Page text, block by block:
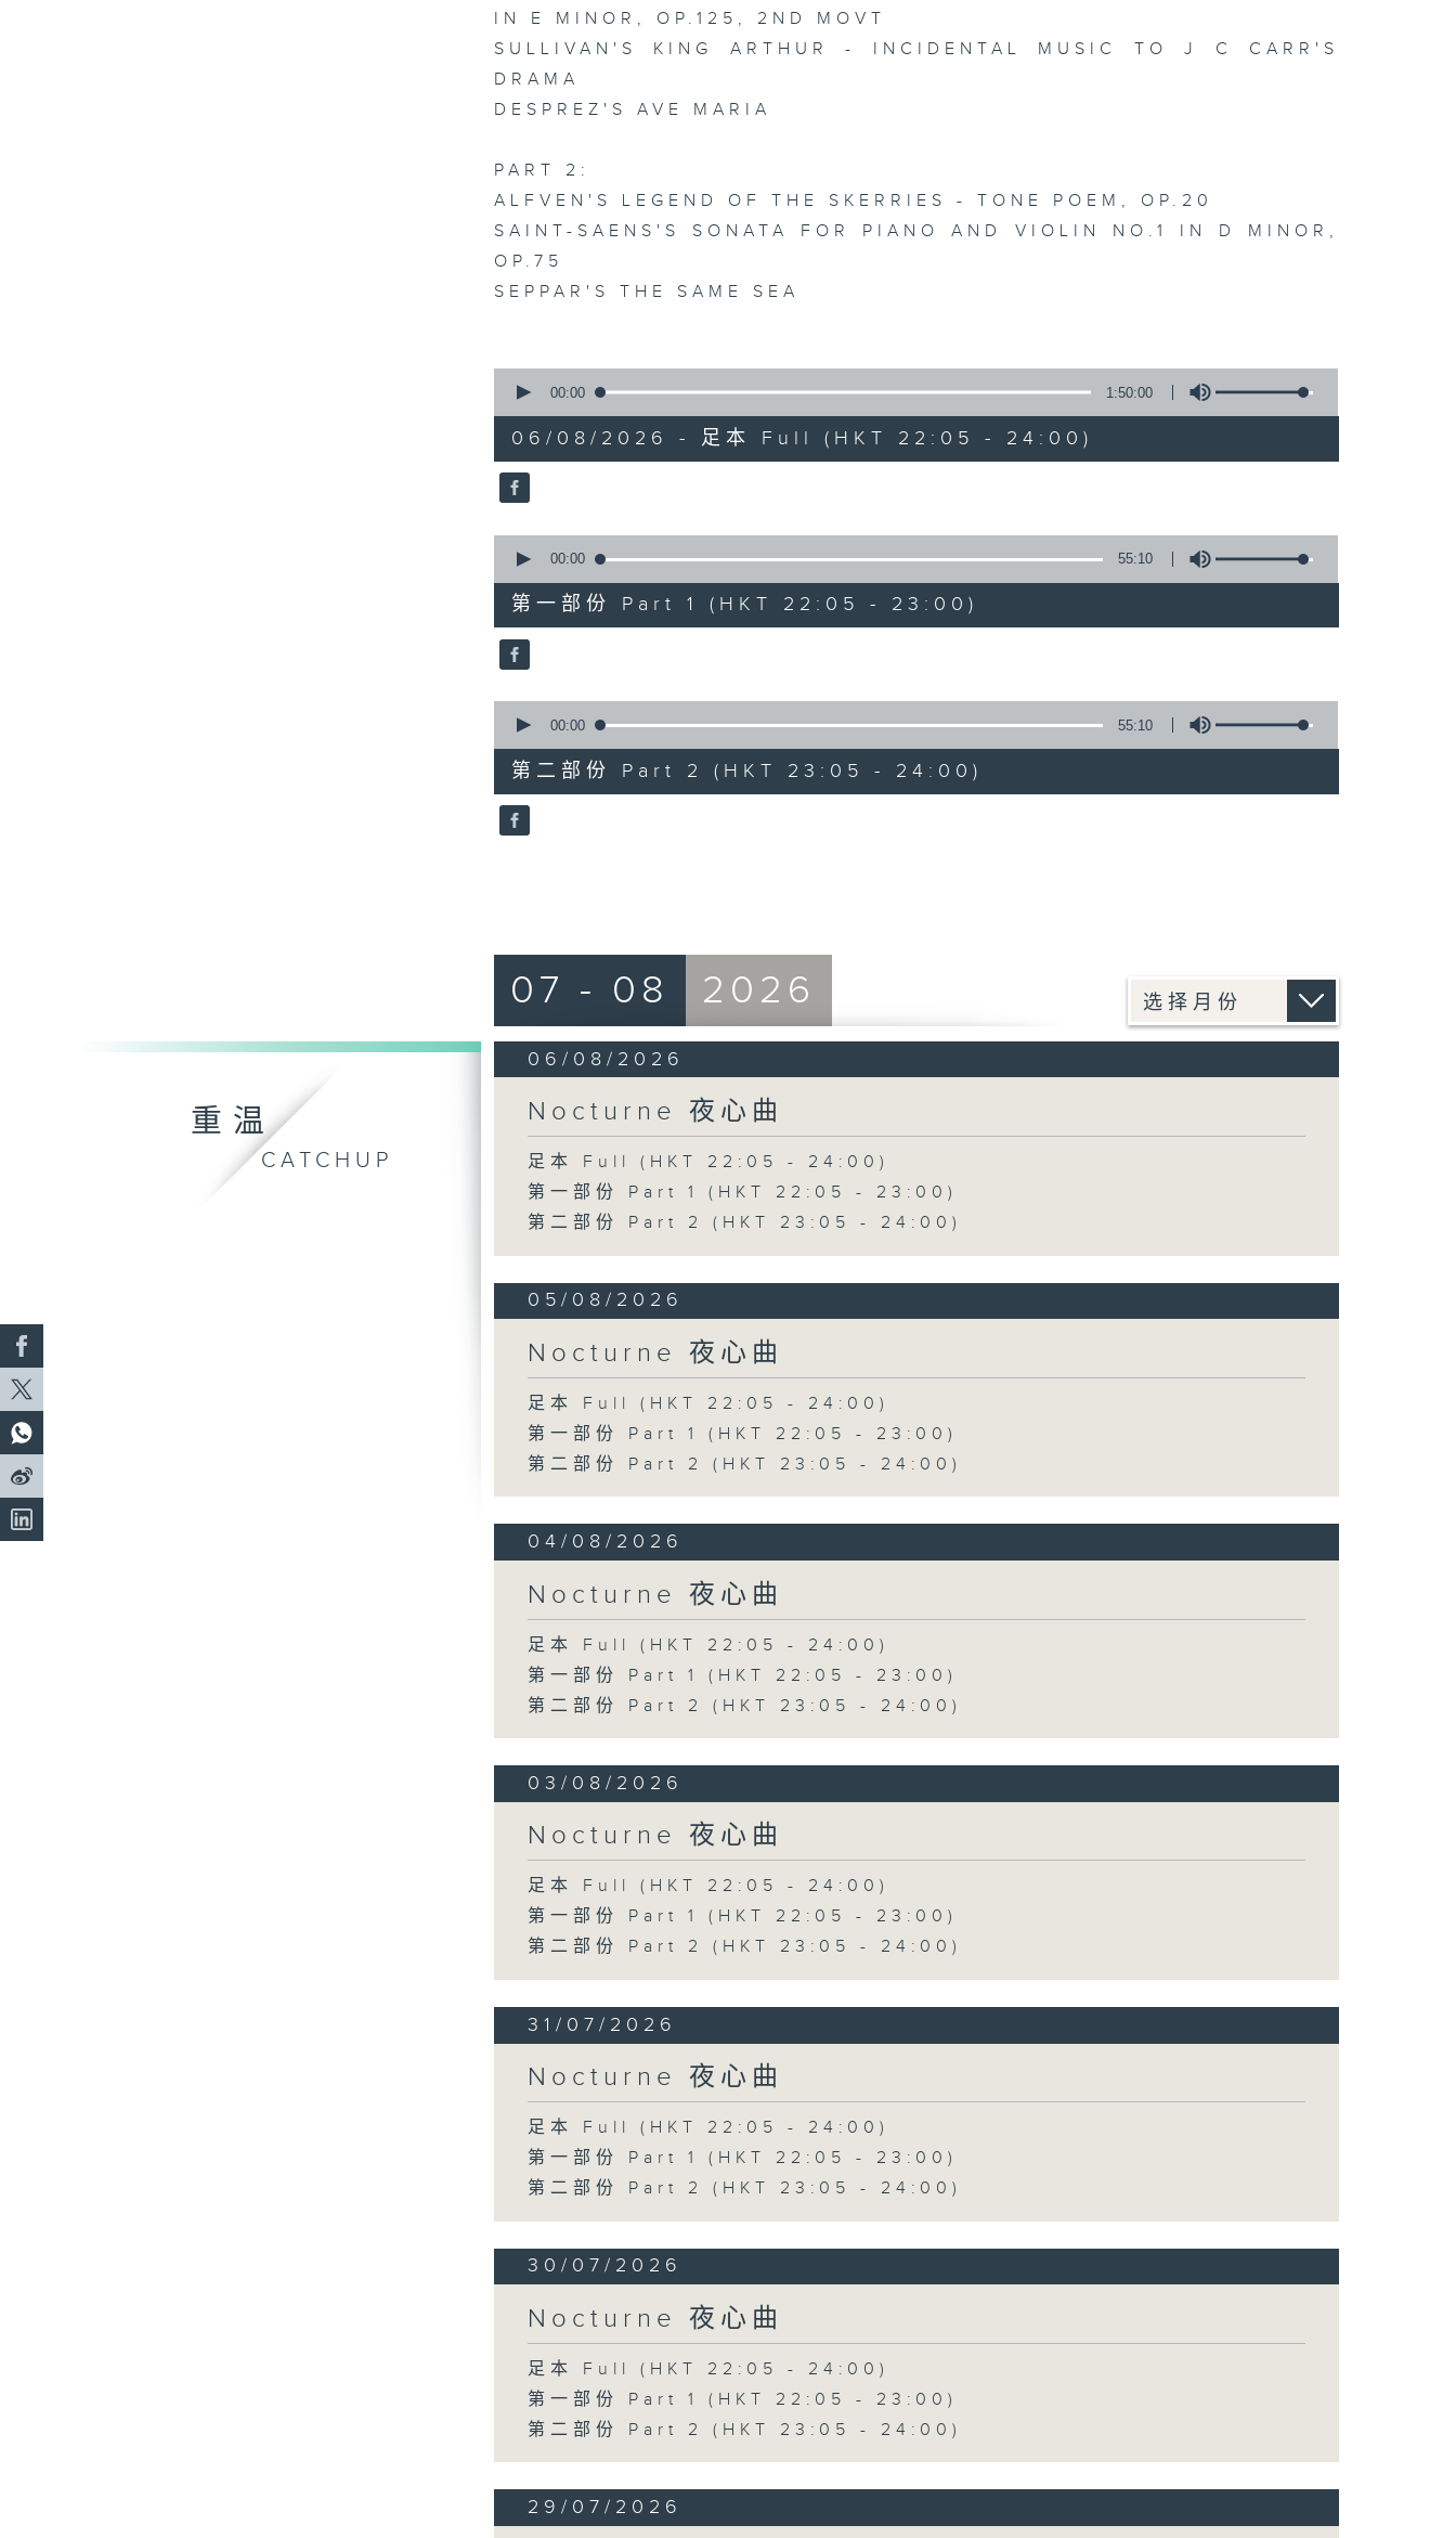
IN E MINOR, OP.125, 2ND MOVT
SULLIVAN'S KING ARTHUR - INCIDENTAL MUSIC TO J C CARR'S
DRAMA
DESPREZ'S AVE MARIA
PART 2:
ALFVEN'S LEGEND OF THE SKERRIES - TONE POEM, OP.20
SAINT-SAENS'S SONATA FOR PIANO AND VIOLIN NO.1 IN D MINOR,
OP.75
SEPPAR'S THE SAME SEA
seconds
hour,
50
minutes,
0
90%
00:00 1:50:00
06/08/2026 - 足本 Full (HKT 22:05 - 24:00)
seconds
55
minutes,
10
seconds
90%
00:00 55:10
第一部份 Part 1 (HKT 22:05 - 23:00)
seconds
55
minutes,
10
seconds
90%
00:00 55:10
第二部份 Part 2 (HKT 23:05 - 24:00)
重温
CATCHUP
07 - 08 2026
06/08/2026
Nocturne 夜心曲
足本 Full (HKT 22:05 - 24:00)
第一部份 Part 1 (HKT 22:05 - 23:00)
第二部份 Part 2 (HKT 23:05 - 24:00)
05/08/2026
Nocturne 夜心曲
足本 Full (HKT 22:05 - 24:00)
第一部份 Part 1 (HKT 22:05 - 23:00)
第二部份 Part 2 (HKT 23:05 - 24:00)
04/08/2026
Nocturne 夜心曲
足本 Full (HKT 22:05 - 24:00)
第一部份 Part 1 (HKT 22:05 - 23:00)
第二部份 Part 2 (HKT 23:05 - 24:00)
03/08/2026
Nocturne 夜心曲
足本 Full (HKT 22:05 - 24:00)
第一部份 Part 1 (HKT 22:05 - 23:00)
第二部份 Part 2 (HKT 23:05 - 24:00)
31/07/2026
Nocturne 夜心曲
足本 Full (HKT 22:05 - 24:00)
第一部份 Part 1 (HKT 22:05 - 23:00)
第二部份 Part 2 (HKT 23:05 - 24:00)
30/07/2026
Nocturne 夜心曲
足本 Full (HKT 22:05 - 24:00)
第一部份 Part 1 (HKT 22:05 - 23:00)
第二部份 Part 2 (HKT 23:05 - 24:00)
29/07/2026